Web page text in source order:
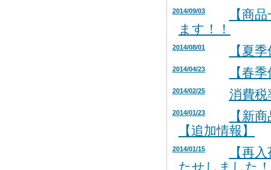
2014/09/03
【商
ます！！
2014/08/01 【夏
2014/04/23 【春
2014/02/25 消費
2014/01/23
【新
【追加情報】
2014/01/15
【再
たせしました